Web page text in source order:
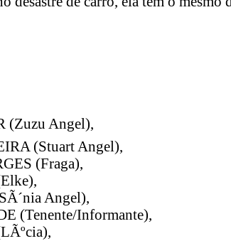
(Zuzu Angel),
(Stuart Angel),
(Fraga),
Angel),
(Tenente/Informante),